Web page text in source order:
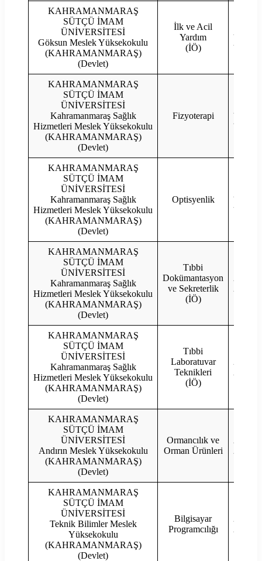
KAHRAMANMARAŞ
SÜTÇÜ İMAM
ÜNİVERSİTESİ
Göksun Meslek Yüksekokulu
(KAHRAMANMARAŞ)
(Devlet)
İlk ve Acil
Yardım
(İÖ)
KAHRAMANMARAŞ
SÜTÇÜ İMAM
ÜNİVERSİTESİ
Kahramanmaraş Sağlık
Hizmetleri Meslek Yüksekokulu
(KAHRAMANMARAŞ)
(Devlet)
Fizyoterapi
KAHRAMANMARAŞ
SÜTÇÜ İMAM
ÜNİVERSİTESİ
Kahramanmaraş Sağlık
Hizmetleri Meslek Yüksekokulu
(KAHRAMANMARAŞ)
(Devlet)
Optisyenlik
KAHRAMANMARAŞ
SÜTÇÜ İMAM
ÜNİVERSİTESİ
Kahramanmaraş Sağlık
Hizmetleri Meslek Yüksekokulu
(KAHRAMANMARAŞ)
(Devlet)
Tıbbi
Dokümantasyon
ve Sekreterlik
(İÖ)
KAHRAMANMARAŞ
SÜTÇÜ İMAM
ÜNİVERSİTESİ
Kahramanmaraş Sağlık
Hizmetleri Meslek Yüksekokulu
(KAHRAMANMARAŞ)
(Devlet)
Tıbbi
Laboratuvar
Teknikleri
(İÖ)
KAHRAMANMARAŞ
SÜTÇÜ İMAM
ÜNİVERSİTESİ
Andırın Meslek Yüksekokulu
(KAHRAMANMARAŞ)
(Devlet)
Ormancılık ve
Orman Ürünleri
KAHRAMANMARAŞ
SÜTÇÜ İMAM
ÜNİVERSİTESİ
Teknik Bilimler Meslek
Yüksekokulu
(KAHRAMANMARAŞ)
(Devlet)
Bilgisayar
Programcılığı